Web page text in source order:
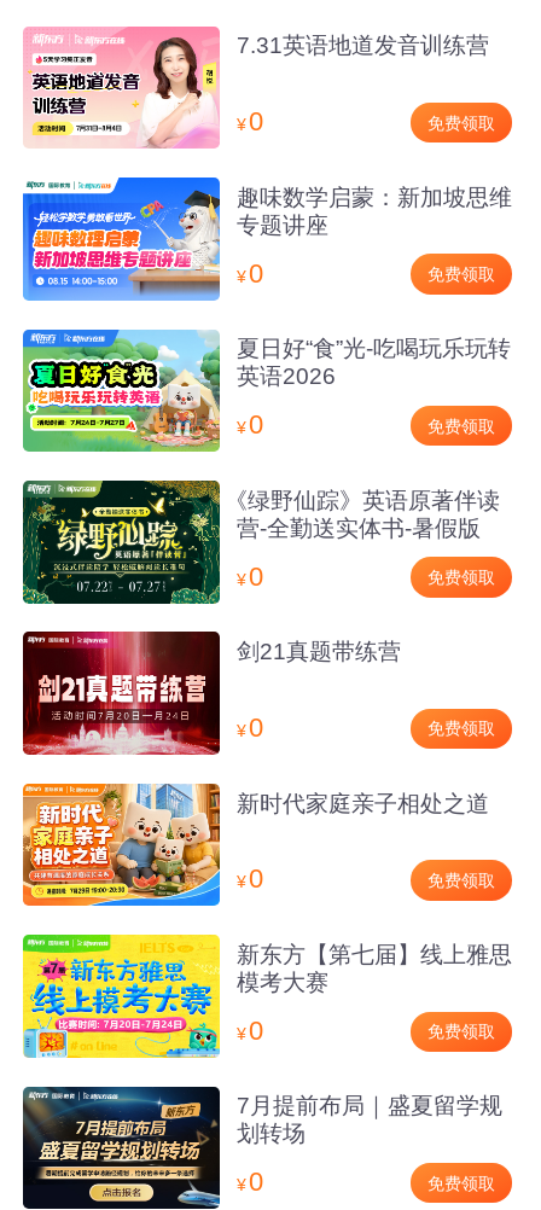
7.31英语地道发音训练营
¥0 免费领取
趣味数学启蒙：新加坡思维
专题讲座
¥0 免费领取
夏日好“食”光-吃喝玩乐玩转
英语2026
¥0 免费领取
《绿野仙踪》英语原著伴读
营-全勤送实体书-暑假版
¥0 免费领取
剑21真题带练营
¥0 免费领取
新时代家庭亲子相处之道
¥0 免费领取
新东方【第七届】线上雅思
模考大赛
¥0 免费领取
7月提前布局｜盛夏留学规
划转场
¥0 免费领取